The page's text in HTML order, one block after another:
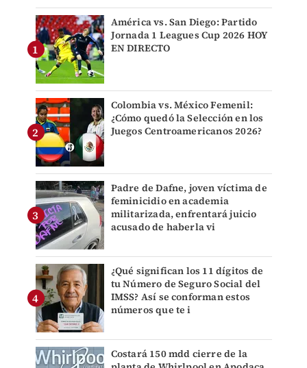
América vs. San Diego: Partido
Jornada 1 Leagues Cup 2026 HOY
EN DIRECTO
Colombia vs. México Femenil:
¿Cómo quedó la Selección en los
Juegos Centroamericanos 2026?
Padre de Dafne, joven víctima de
feminicidio en academia
militarizada, enfrentará juicio
acusado de haberla vi
¿Qué significan los 11 dígitos de
tu Número de Seguro Social del
IMSS? Así se conforman estos
números que te i
Costará 150 mdd cierre de la